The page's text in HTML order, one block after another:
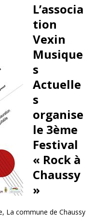
L’associa
tion
Vexin
Musique
s
Actuelle
s
organise
le 3ème
Festival
« Rock à
Chaussy
»
La commune de Chaussy